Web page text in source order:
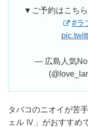
▼ご予約はこちら
#ラ
— 広島人気
タバコのニオイが苦
ェル Ⅳ」がおすすめ